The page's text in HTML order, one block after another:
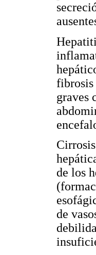
fibrosis
graves
de los
de